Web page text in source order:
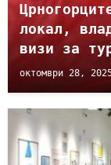
локал,
визи за
октомври 28,